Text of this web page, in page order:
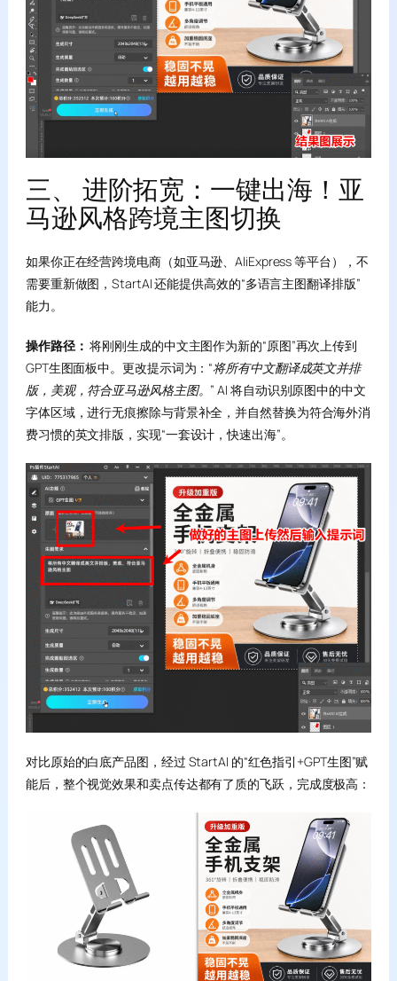
三、 进阶拓宽：一键出海！亚
马逊风格跨境主图切换
如果你正在经营跨境电商（如亚马逊、AliExpress 等平台），不
需要重新做图，StartAI 还能提供高效的“多语言主图翻译排版”
能力。
操作路径： 将刚刚生成的中文主图作为新的“原图”再次上传到
GPT生图面板中。更改提示词为： “将所有中文翻译成英文并排
版，美观，符合亚马逊风格主图。” AI 将自动识别原图中的中文
字体区域，进行无痕擦除与背景补全，并自然替换为符合海外消
费习惯的英文排版，实现“一套设计，快速出海”。
对比原始的白底产品图，经过 StartAI 的“红色指引+GPT生图”赋
能后，整个视觉效果和卖点传达都有了质的飞跃，完成度极高：